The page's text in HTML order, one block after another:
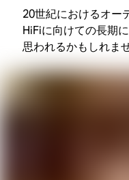
20世紀におけるオー
HiFiに向けての長期
思われるかもしれま